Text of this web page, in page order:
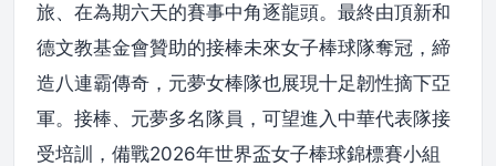
旅、在為期六天的賽事中角逐龍頭。最終由頂新和
德文教基金會贊助的接棒未來女子棒球隊奪冠，締
造八連霸傳奇，元夢女棒隊也展現十足韌性摘下亞
軍。接棒、元夢多名隊員，可望進入中華代表隊接
受培訓，備戰2026年世界盃女子棒球錦標賽小組